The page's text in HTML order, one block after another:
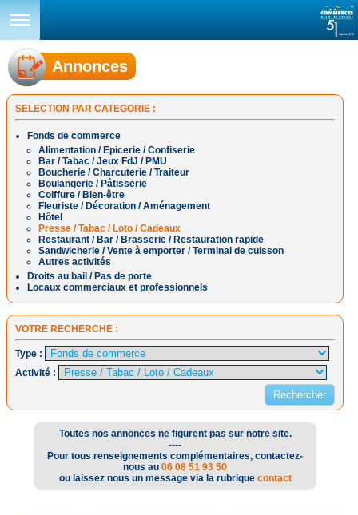
Annonces
SELECTION PAR CATEGORIE :
Fonds de commerce
Alimentation / Epicerie / Confiserie
Bar / Tabac / Jeux FdJ / PMU
Boucherie / Charcuterie / Traiteur
Boulangerie / Pâtisserie
Coiffure / Bien-être
Fleuriste / Décoration / Aménagement
Hôtel
Presse / Tabac / Loto / Cadeaux
Restaurant / Bar / Brasserie / Restauration rapide
Sandwicherie / Vente à emporter / Terminal de cuisson
Autres activités
Droits au bail / Pas de porte
Locaux commerciaux et professionnels
VOTRE RECHERCHE :
Type :
Activité :
Toutes nos annonces ne figurent pas sur notre site.
----
Pour tous renseignements complémentaires, contactez-
nous au 06 08 51 93 50
ou laissez nous un message via la rubrique contact